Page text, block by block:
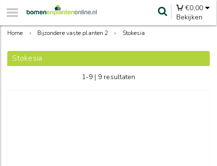
€0,00
Bekijken
Home › Bijzondere vaste planten 2 › Stokesia
Stokesia
1-9 | 9 resultaten